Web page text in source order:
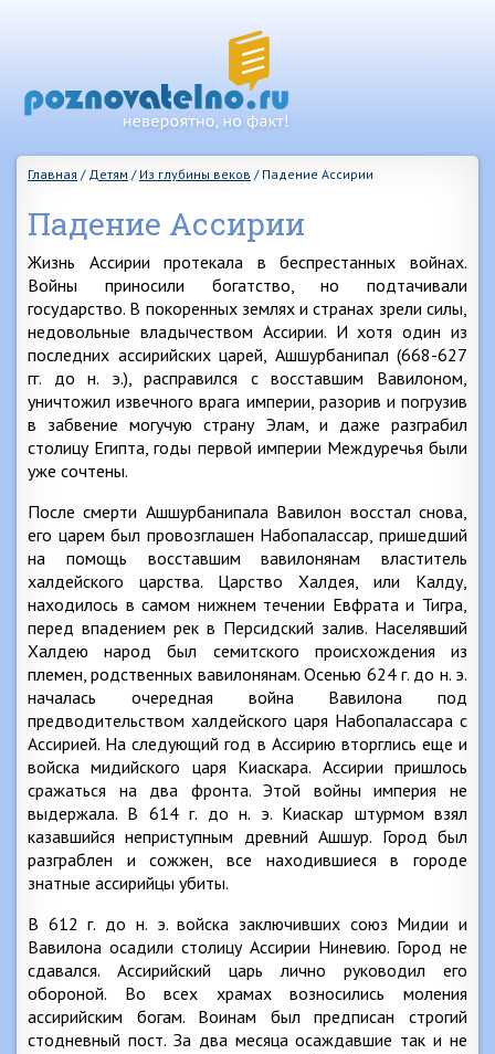
Главная / Детям / Из глубины веков / Падение Ассирии
Падение Ассирии
Жизнь Ассирии протекала в беспрестанных войнах.
Войны приносили богатство, но подтачивали
государство. В покоренных землях и странах зрели силы,
недовольные владычеством Ассирии. И хотя один из
последних ассирийских царей, Ашшурбанипал (668-627
гг. до н. э.), расправился с восставшим Вавилоном,
уничтожил извечного врага империи, разорив и погрузив
в забвение могучую страну Элам, и даже разграбил
столицу Египта, годы первой империи Междуречья были
уже сочтены.
После смерти Ашшурбанипала Вавилон восстал снова,
его царем был провозглашен Набопалассар, пришедший
на помощь восставшим вавилонянам властитель
халдейского царства. Царство Халдея, или Калду,
находилось в самом нижнем течении Евфрата и Тигра,
перед впадением рек в Персидский залив. Населявший
Халдею народ был семитского происхождения из
племен, родственных вавилонянам. Осенью 624 г. до н. э.
началась очередная война Вавилона под
предводительством халдейского царя Набопалассара с
Ассирией. На следующий год в Ассирию вторглись еще и
войска мидийского царя Киаскара. Ассирии пришлось
сражаться на два фронта. Этой войны империя не
выдержала. В 614 г. до н. э. Киаскар штурмом взял
казавшийся неприступным древний Ашшур. Город был
разграблен и сожжен, все находившиеся в городе
знатные ассирийцы убиты.
В 612 г. до н. э. войска заключивших союз Мидии и
Вавилона осадили столицу Ассирии Ниневию. Город не
сдавался. Ассирийский царь лично руководил его
обороной. Во всех храмах возносились моления
ассирийским богам. Воинам был предписан строгий
стодневный пост. За два месяца осаждавшие так и не